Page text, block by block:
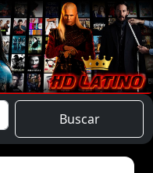
Buscar